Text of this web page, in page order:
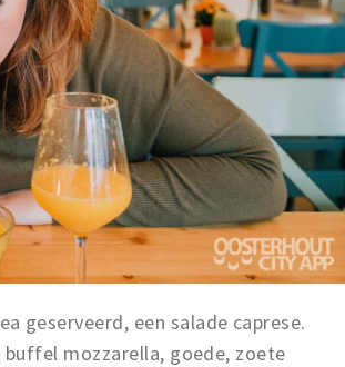
geserveerd, een salade caprese.
mozzarella, goede, zoete